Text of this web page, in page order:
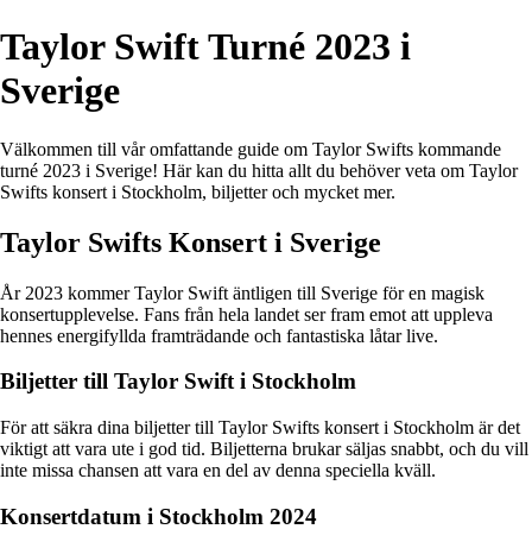
Taylor Swift Turné 2023 i
Sverige
Välkommen till vår omfattande guide om Taylor Swifts kommande
turné 2023 i Sverige! Här kan du hitta allt du behöver veta om Taylor
Swifts konsert i Stockholm, biljetter och mycket mer.
Taylor Swifts Konsert i Sverige
År 2023 kommer Taylor Swift äntligen till Sverige för en magisk
konsertupplevelse. Fans från hela landet ser fram emot att uppleva
hennes energifyllda framträdande och fantastiska låtar live.
Biljetter till Taylor Swift i Stockholm
För att säkra dina biljetter till Taylor Swifts konsert i Stockholm är det
viktigt att vara ute i god tid. Biljetterna brukar säljas snabbt, och du vill
inte missa chansen att vara en del av denna speciella kväll.
Konsertdatum i Stockholm 2024